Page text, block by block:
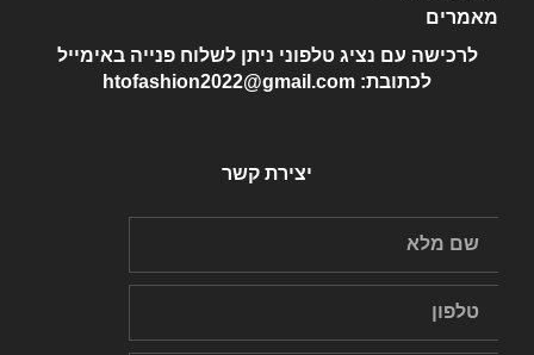
מאמרים
לרכישה עם נציג טלפוני ניתן לשלוח פנייה באימייל
לכתובת: htofashion2022@gmail.com
יצירת קשר